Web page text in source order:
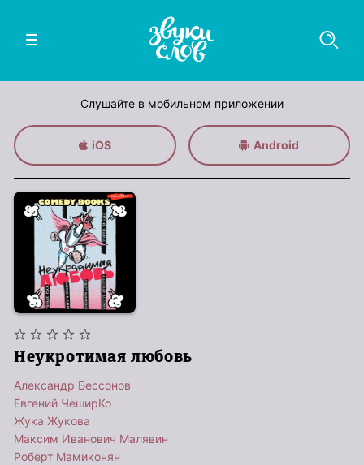
Слушайте в мобильном приложении
iOS Android
Неукротимая любовь
Александр Бессонов
Евгений ЧеширКо
Жука Жукова
Максим Иванович Малявин
Роберт Мамиконян